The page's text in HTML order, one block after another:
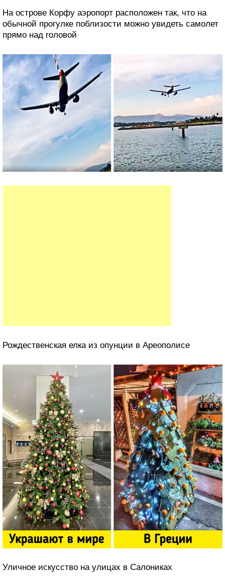
На острове Корфу аэропорт расположен так, что на
обычной прогулке поблизости можно увидеть самолет
прямо над головой
Рождественская елка из опунции в Ареополисе
Уличное искусство на улицах в Салониках